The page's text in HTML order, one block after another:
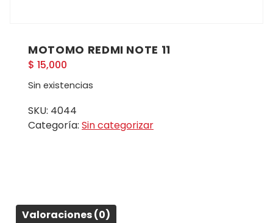
MOTOMO REDMI NOTE 11
$ 15,000
Sin existencias
SKU: 4044
Categoría: Sin categorizar
Valoraciones (0)